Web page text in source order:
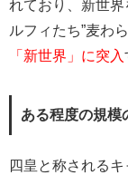
れており、新世界
ルフィたち”麦わら
「新世界」に突入
ある程度の規模
四皇と称されるキ